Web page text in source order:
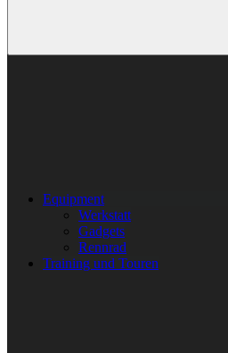
Equipment
Werkstatt
Gadgets
Rennrad
Training und Touren